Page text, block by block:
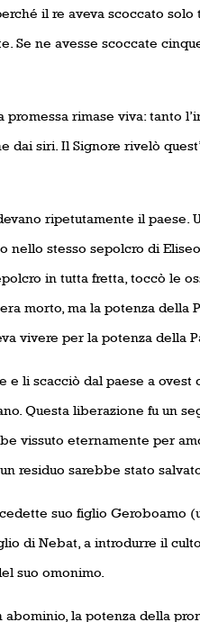
il re aveva scoccato solo
Se ne avesse scoccate
rimase viva: tanto
dai siri. Il Signore rivelò
ripetutamente il paese.
nello stesso sepolcro di
in tutta fretta, toccò le
morto, ma la potenza della
vivere per la potenza della
e li scacciò dal paese a
Questa liberazione fu un
vissuto eternamente per
residuo sarebbe stato
suo figlio Geroboamo
di Nebat, a introdurre il
suo omonimo.
la potenza della